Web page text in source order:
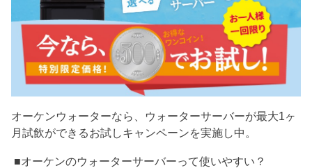
オーケンウォーターなら、ウォーターサーバーが最大1ヶ
月試飲ができるお試しキャンペーンを実施し中。
■オーケンのウォーターサーバーって使いやすい？